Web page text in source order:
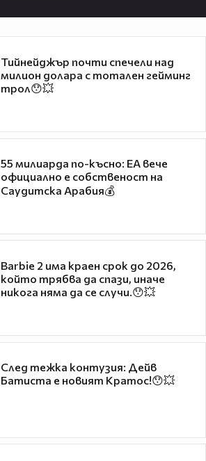
Тийнейджър почти спечели над
милион долара с тотален гейминг
трол😯💥
55 милиарда по-късно: EA вече
официално е собственост на
Саудитска Арабия💰
Barbie 2 има краен срок до 2026,
който трябва да спази, иначе
никога няма да се случи.😯💥
След тежка контузия: Дейв
Батиста е новият Кратос!😯💥